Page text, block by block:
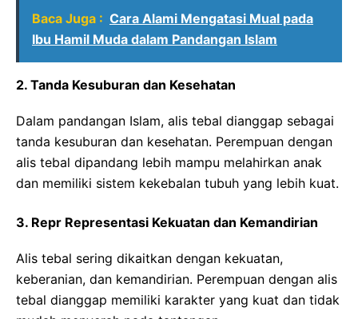
Baca Juga : Cara Alami Mengatasi Mual pada
Ibu Hamil Muda dalam Pandangan Islam
2. Tanda Kesuburan dan Kesehatan
Dalam pandangan Islam, alis tebal dianggap sebagai
tanda kesuburan dan kesehatan. Perempuan dengan
alis tebal dipandang lebih mampu melahirkan anak
dan memiliki sistem kekebalan tubuh yang lebih kuat.
3. Repr Representasi Kekuatan dan Kemandirian
Alis tebal sering dikaitkan dengan kekuatan,
keberanian, dan kemandirian. Perempuan dengan alis
tebal dianggap memiliki karakter yang kuat dan tidak